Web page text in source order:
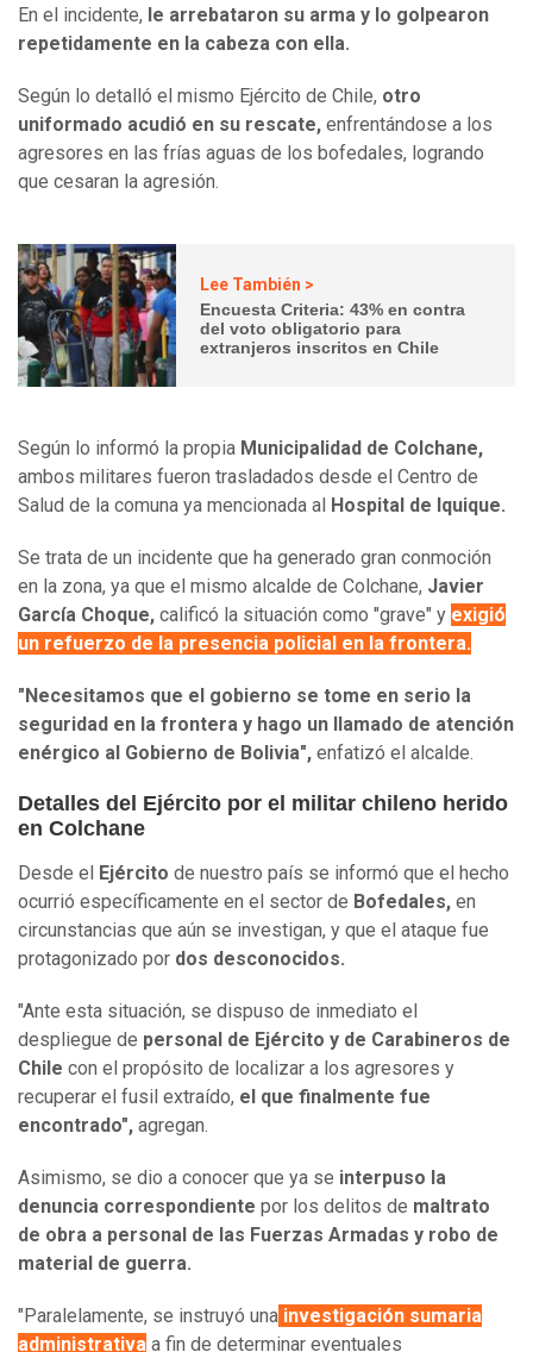
En el incidente, le arrebataron su arma y lo golpearon
repetidamente en la cabeza con ella.
Según lo detalló el mismo Ejército de Chile, otro
uniformado acudió en su rescate, enfrentándose a los
agresores en las frías aguas de los bofedales, logrando
que cesaran la agresión.
Lee También >
Encuesta Criteria: 43% en contra
del voto obligatorio para
extranjeros inscritos en Chile
Según lo informó la propia Municipalidad de Colchane,
ambos militares fueron trasladados desde el Centro de
Salud de la comuna ya mencionada al Hospital de Iquique.
Se trata de un incidente que ha generado gran conmoción
en la zona, ya que el mismo alcalde de Colchane, Javier
García Choque, calificó la situación como "grave" y exigió
un refuerzo de la presencia policial en la frontera.
"Necesitamos que el gobierno se tome en serio la
seguridad en la frontera y hago un llamado de atención
enérgico al Gobierno de Bolivia", enfatizó el alcalde.
Detalles del Ejército por el militar chileno herido
en Colchane
Desde el Ejército de nuestro país se informó que el hecho
ocurrió específicamente en el sector de Bofedales, en
circunstancias que aún se investigan, y que el ataque fue
protagonizado por dos desconocidos.
"Ante esta situación, se dispuso de inmediato el
despliegue de personal de Ejército y de Carabineros de
Chile con el propósito de localizar a los agresores y
recuperar el fusil extraído, el que finalmente fue
encontrado", agregan.
Asimismo, se dio a conocer que ya se interpuso la
denuncia correspondiente por los delitos de maltrato
de obra a personal de las Fuerzas Armadas y robo de
material de guerra.
"Paralelamente, se instruyó una investigación sumaria
administrativa a fin de determinar eventuales